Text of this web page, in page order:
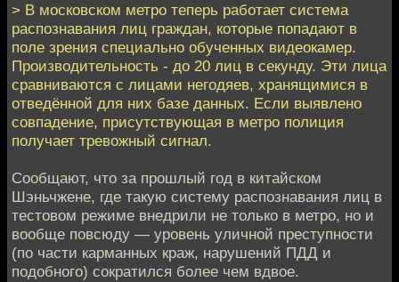
> В московском метро теперь работает система
распознавания лиц граждан, которые попадают в
поле зрения специально обученных видеокамер.
Производительность - до 20 лиц в секунду. Эти лица
сравниваются с лицами негодяев, хранящимися в
отведённой для них базе данных. Если выявлено
совпадение, присутствующая в метро полиция
получает тревожный сигнал.
Сообщают, что за прошлый год в китайском
Шэньчжене, где такую систему распознавания лиц в
тестовом режиме внедрили не только в метро, но и
вообще повсюду — уровень уличной преступности
(по части карманных краж, нарушений ПДД и
подобного) сократился более чем вдвое.